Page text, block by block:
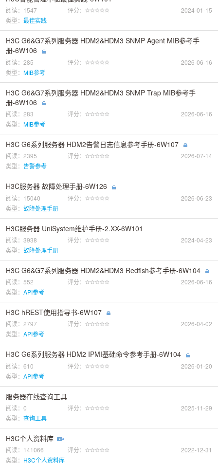
阅读：1547 评分：
2024-01-15
类型： 最佳实践
H3C G6&G7系列服务器 HDM2&HDM3 SNMP Agent MIB参考手
册-6W106
阅读：285 评分：
2026-06-16
类型： MIB参考
H3C G6&G7系列服务器 HDM2&HDM3 SNMP Trap MIB参考手
册-6W106
阅读：283 评分：
2026-06-16
类型： MIB参考
H3C G6系列服务器 HDM2告警日志信息参考手册-6W107
阅读：2395 评分：
2026-07-14
类型： 告警参考
H3C服务器 故障处理手册-6W126
阅读：15040 评分：
2026-06-23
类型： 故障处理手册
H3C服务器 UniSystem维护手册-2.XX-6W101
阅读：3938 评分：
2024-04-23
类型： 故障处理手册
H3C G6&G7系列服务器 HDM2&HDM3 Redfish参考手册-6W104
阅读：552 评分：
2026-06-16
类型： API参考
H3C hREST使用指导书-6W107
阅读：2797 评分：
2026-04-02
类型： API参考
H3C G6系列服务器 HDM2 IPMI基础命令参考手册-6W104
阅读：610 评分：
2026-01-20
类型： API参考
服务器在线查询工具
阅读：0 评分：
2025-11-29
类型： 查询工具
H3C个人资料库
阅读：141066 评分：
2022-12-31
类型： H3C个人资料库